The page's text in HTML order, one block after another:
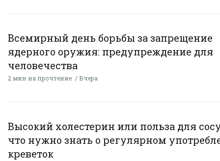
Всемирный день борьбы за запрещение
ядерного оружия: предупреждение для
человечества
2 мин на прочтение Вчера
Высокий холестерин или польза для
что нужно знать о регулярном
креветок